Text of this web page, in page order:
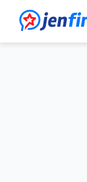
JenFirmy.cz